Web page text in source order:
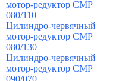
мотор-редуктор CMP
080/110
Цилиндро-червячный
мотор-редуктор CMP
080/130
Цилиндро-червячный
мотор-редуктор CMP